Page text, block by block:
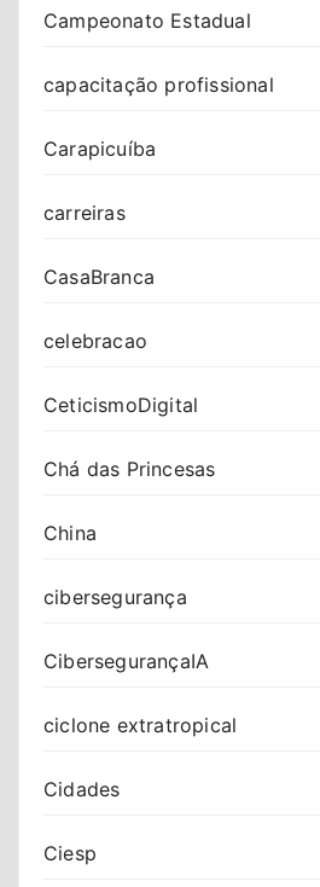
Campeonato Estadual
capacitação profissional
Carapicuíba
carreiras
CasaBranca
celebracao
CeticismoDigital
Chá das Princesas
China
cibersegurança
CibersegurançaIA
ciclone extratropical
Cidades
Ciesp